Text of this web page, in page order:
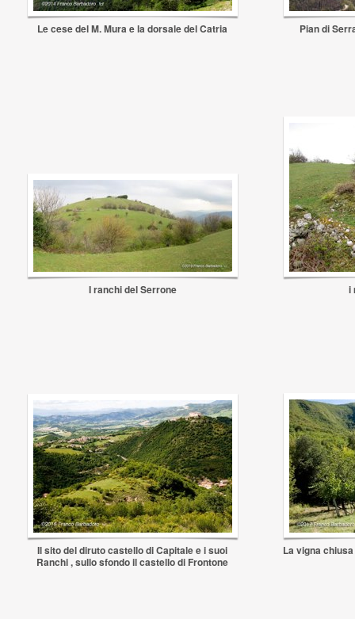
Le cese del M. Mura e la dorsale del Catria Pian di
I ranchi del Serrone i
Il sito del diruto castello di Capitale e i suoi
Ranchi , sullo sfondo il castello di Frontone
La vigna